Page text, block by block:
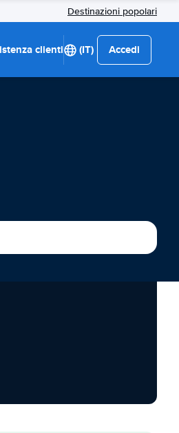
Destinazioni popolari
clienti (IT) Accedi